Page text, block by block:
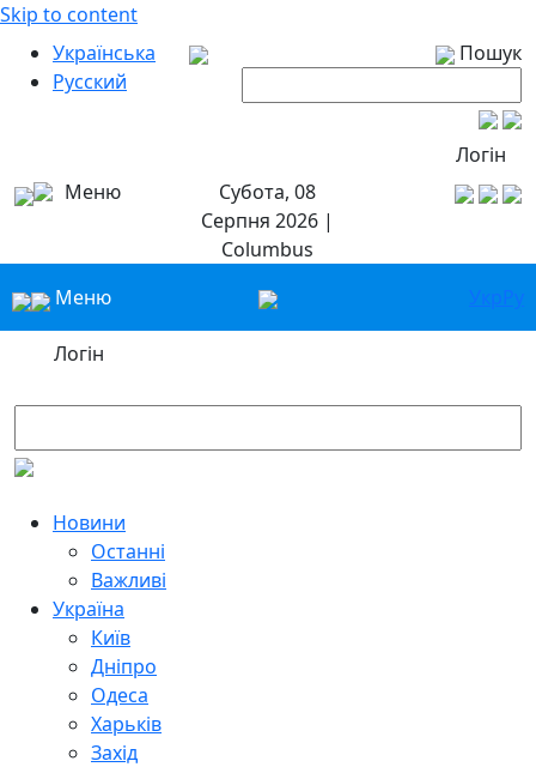
Skip to content
Українська
Русский
Пошук
Логін
Меню
Субота, 08
Серпня 2026 |
Columbus
Меню
УкрРу
Логін
Новини
Останні
Важливі
Україна
Київ
Дніпро
Одеса
Харьків
Захід